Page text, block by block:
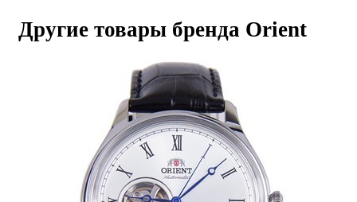
Другие товары бренда Orient